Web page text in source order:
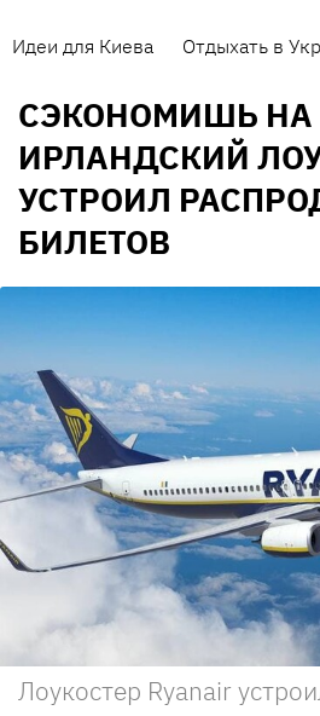
Идеи для Киева Отдыхать в
СЭКОНОМИШЬ НА
ИРЛАНДСКИЙ
УСТРОИЛ
БИЛЕТОВ
Лоукостер Ryanair